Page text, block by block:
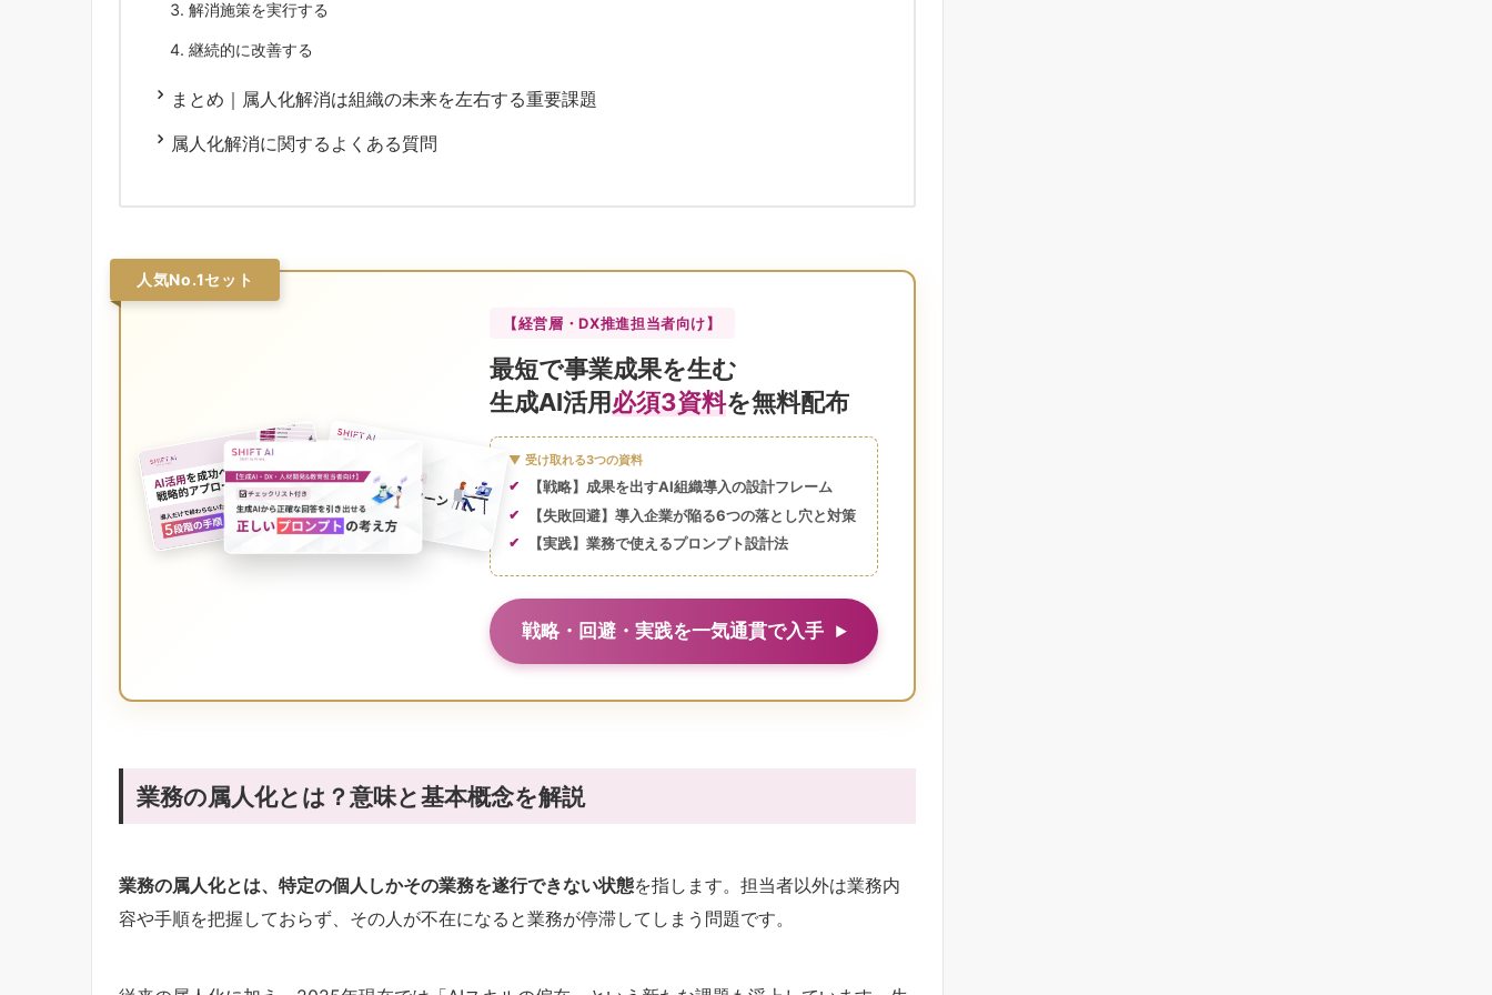
解消施策を実行する
継続的に改善する
まとめ｜属人化解消は組織の未来を左右する重要課題
属人化解消に関するよくある質問
人気No.1セット
【経営層・DX推進担当者向け】
最短で事業成果を生む
生成AI活用必須3資料を無料配布
▼ 受け取れる3つの資料
【戦略】成果を出すAI組織導入の設計フレーム
【失敗回避】導入企業が陥る6つの落とし穴と対策
【実践】業務で使えるプロンプト設計法
戦略・回避・実践を一気通貫で入手
業務の属人化とは？意味と基本概念を解説
業務の属人化とは、特定の個人しかその業務を遂行できない状態を指します。担当者以外は業務内
容や手順を把握しておらず、その人が不在になると業務が停滞してしまう問題です。